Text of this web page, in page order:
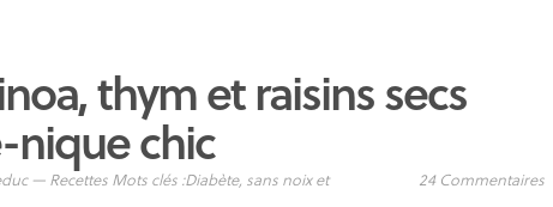
thym et raisins secs
chic
— Recettes Mots clés :Diabète, sans noix et 24 Commentaires